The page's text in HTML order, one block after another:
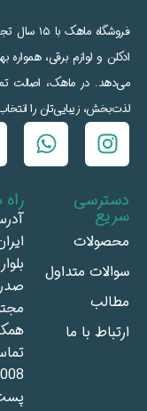
فروشگاه
ادکلن و لوازم برقی،
می‌دهد. در ماهک، اصالت
لذت‌بخش، زیبایی‌تان را
دسترسی
سریع
محصولات
سوالات متداول
مطالب
ارتباط با ما